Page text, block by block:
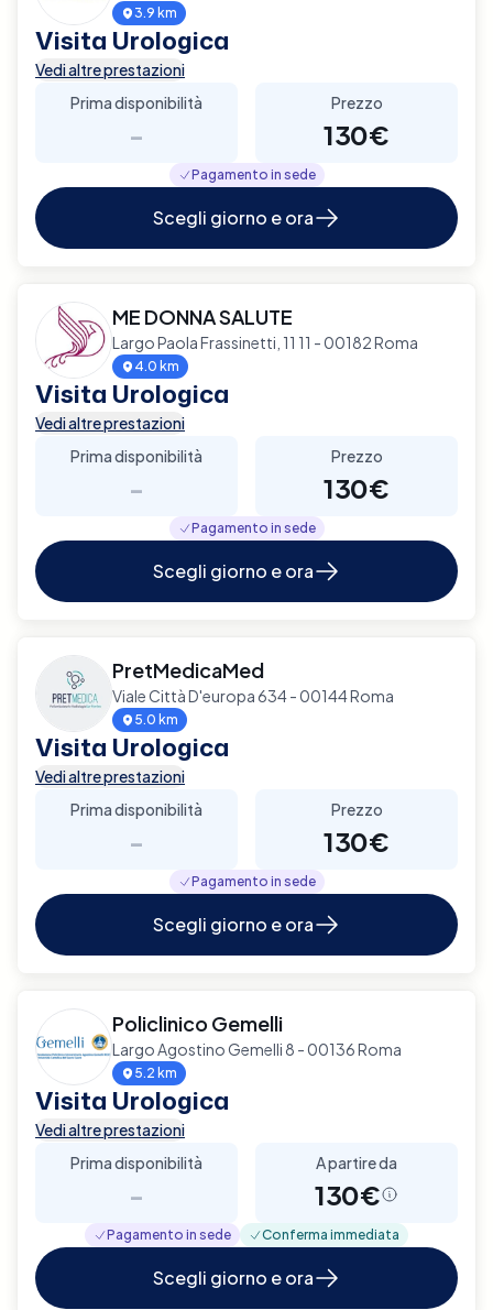
3.9 km
Visita Urologica
Vedi altre prestazioni
Prima disponibilità
-
Prezzo
130€
Pagamento in sede
Scegli giorno e ora
ME DONNA SALUTE
Largo Paola Frassinetti, 11 11 - 00182 Roma
4.0 km
Visita Urologica
Vedi altre prestazioni
Prima disponibilità
-
Prezzo
130€
Pagamento in sede
Scegli giorno e ora
PretMedicaMed
Viale Città D'europa 634 - 00144 Roma
5.0 km
Visita Urologica
Vedi altre prestazioni
Prima disponibilità
-
Prezzo
130€
Pagamento in sede
Scegli giorno e ora
Policlinico Gemelli
Largo Agostino Gemelli 8 - 00136 Roma
5.2 km
Visita Urologica
Vedi altre prestazioni
Prima disponibilità
-
A partire da
130€
Pagamento in sede Conferma immediata
Scegli giorno e ora